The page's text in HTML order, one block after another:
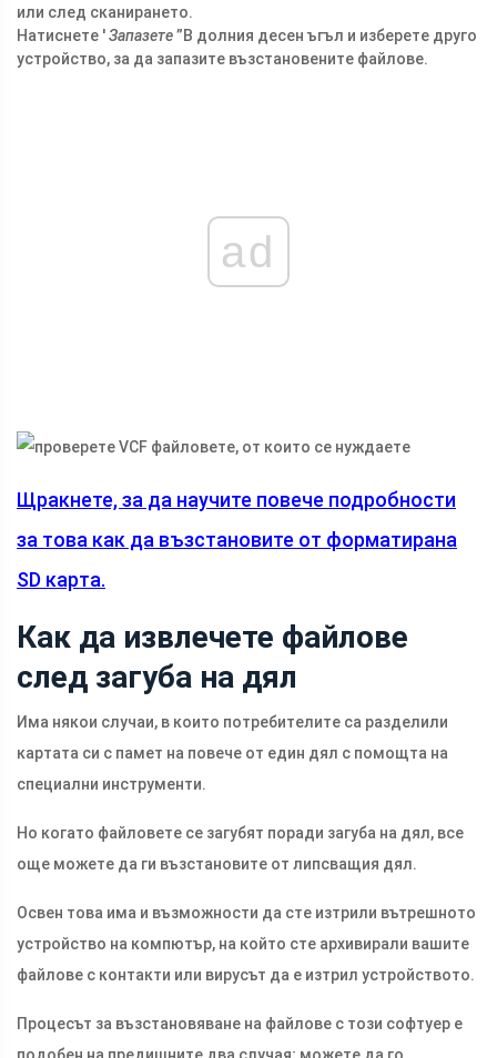
или след сканирането.
Натиснете 'Запазете”В долния десен ъгъл и изберете друго
устройство, за да запазите възстановените файлове.
ad
Щракнете, за да научите повече подробности
за това как да възстановите от форматирана
SD карта.
Как да извлечете файлове
след загуба на дял
Има някои случаи, в които потребителите са разделили
картата си с памет на повече от един дял с помощта на
специални инструменти.
Но когато файловете се загубят поради загуба на дял, все
още можете да ги възстановите от липсващия дял.
Освен това има и възможности да сте изтрили вътрешното
устройство на компютър, на който сте архивирали вашите
файлове с контакти или вирусът да е изтрил устройството.
Процесът за възстановяване на файлове с този софтуер е